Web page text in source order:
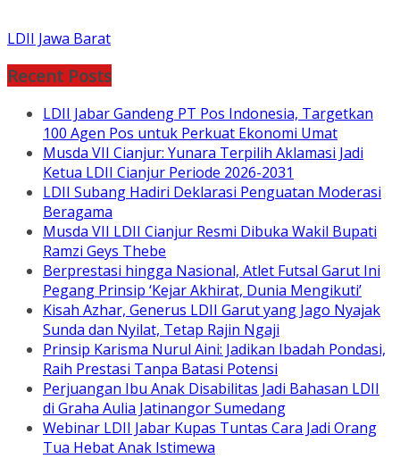
LDII Jawa Barat
Recent Posts
LDII Jabar Gandeng PT Pos Indonesia, Targetkan
100 Agen Pos untuk Perkuat Ekonomi Umat
Musda VII Cianjur: Yunara Terpilih Aklamasi Jadi
Ketua LDII Cianjur Periode 2026-2031
LDII Subang Hadiri Deklarasi Penguatan Moderasi
Beragama
Musda VII LDII Cianjur Resmi Dibuka Wakil Bupati
Ramzi Geys Thebe
Berprestasi hingga Nasional, Atlet Futsal Garut Ini
Pegang Prinsip ‘Kejar Akhirat, Dunia Mengikuti’
Kisah Azhar, Generus LDII Garut yang Jago Nyajak
Sunda dan Nyilat, Tetap Rajin Ngaji
Prinsip Karisma Nurul Aini: Jadikan Ibadah Pondasi,
Raih Prestasi Tanpa Batasi Potensi
Perjuangan Ibu Anak Disabilitas Jadi Bahasan LDII
di Graha Aulia Jatinangor Sumedang
Webinar LDII Jabar Kupas Tuntas Cara Jadi Orang
Tua Hebat Anak Istimewa